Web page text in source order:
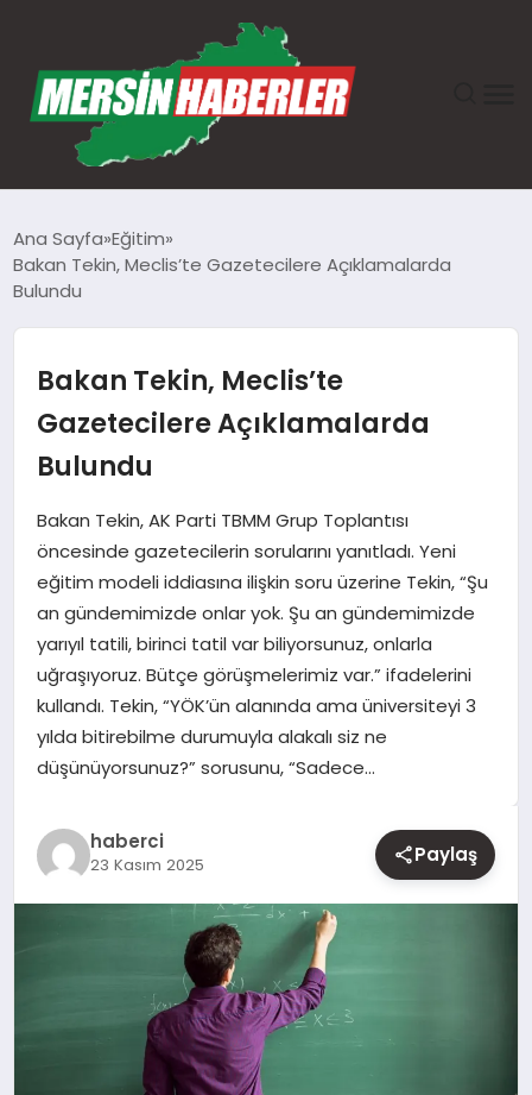
GÜNDEM
TEKNOLOJI
SPOR
YAŞAM
EĞITIM
Ana Sayfa Eğitim
Bakan Tekin, Meclis’te Gazetecilere Açıklamalarda
Bulundu
Bakan Tekin, Meclis’te
Gazetecilere Açıklamalarda
Bulundu
Bakan Tekin, AK Parti TBMM Grup Toplantısı
öncesinde gazetecilerin sorularını yanıtladı. Yeni
eğitim modeli iddiasına ilişkin soru üzerine Tekin, “Şu
an gündemimizde onlar yok. Şu an gündemimizde
yarıyıl tatili, birinci tatil var biliyorsunuz, onlarla
uğraşıyoruz. Bütçe görüşmelerimiz var.” ifadelerini
kullandı. Tekin, “YÖK’ün alanında ama üniversiteyi 3
yılda bitirebilme durumuyla alakalı siz ne
düşünüyorsunuz?” sorusunu, “Sadece…
haberci
23 Kasım 2025 Paylaş